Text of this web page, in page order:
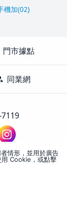
購
機加(02)
門市據點
同業網
情形，並用於廣告
Cookie，或點擊